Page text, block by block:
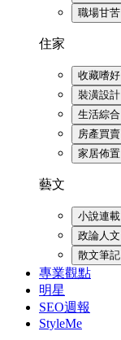
職場甘苦
住家
收藏嗜好
裝潢設計
生活綜合
房產買賣
家居佈置
藝文
小說連載
政論人文
散文筆記
專業觀點
明星
SEO週報
StyleMe